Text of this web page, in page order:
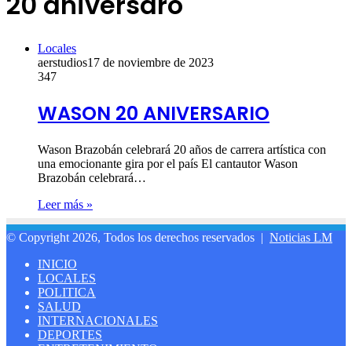
Locales
aerstudios17 de noviembre de 2023
347
WASON 20 ANIVERSARIO
Wason Brazobán celebrará 20 años de carrera artística con
una emocionante gira por el país El cantautor Wason
Brazobán celebrará…
Leer más »
© Copyright 2026, Todos los derechos reservados | Noticias LM
INICIO
LOCALES
POLITICA
SALUD
INTERNACIONALES
DEPORTES